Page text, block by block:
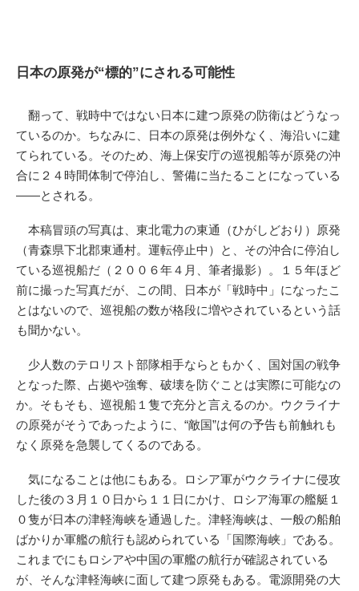
日本の原発が“標的”にされる可能性
翻って、戦時中ではない日本に建つ原発の防衛はどうなっ
ているのか。ちなみに、日本の原発は例外なく、海沿いに建
てられている。そのため、海上保安庁の巡視船等が原発の沖
合に２４時間体制で停泊し、警備に当たることになっている
――とされる。
本稿冒頭の写真は、東北電力の東通（ひがしどおり）原発
（青森県下北郡東通村。運転停止中）と、その沖合に停泊し
ている巡視船だ（２００６年４月、筆者撮影）。１５年ほど
前に撮った写真だが、この間、日本が「戦時中」になったこ
とはないので、巡視船の数が格段に増やされているという話
も聞かない。
少人数のテロリスト部隊相手ならともかく、国対国の戦争
となった際、占拠や強奪、破壊を防ぐことは実際に可能なの
か。そもそも、巡視船１隻で充分と言えるのか。ウクライナ
の原発がそうであったように、“敵国”は何の予告も前触れも
なく原発を急襲してくるのである。
気になることは他にもある。ロシア軍がウクライナに侵攻
した後の３月１０日から１１日にかけ、ロシア海軍の艦艇１
０隻が日本の津軽海峡を通過した。津軽海峡は、一般の船舶
ばかりか軍艦の航行も認められている「国際海峡」である。
これまでにもロシアや中国の軍艦の航行が確認されている
が、そんな津軽海峡に面して建つ原発もある。電源開発の大